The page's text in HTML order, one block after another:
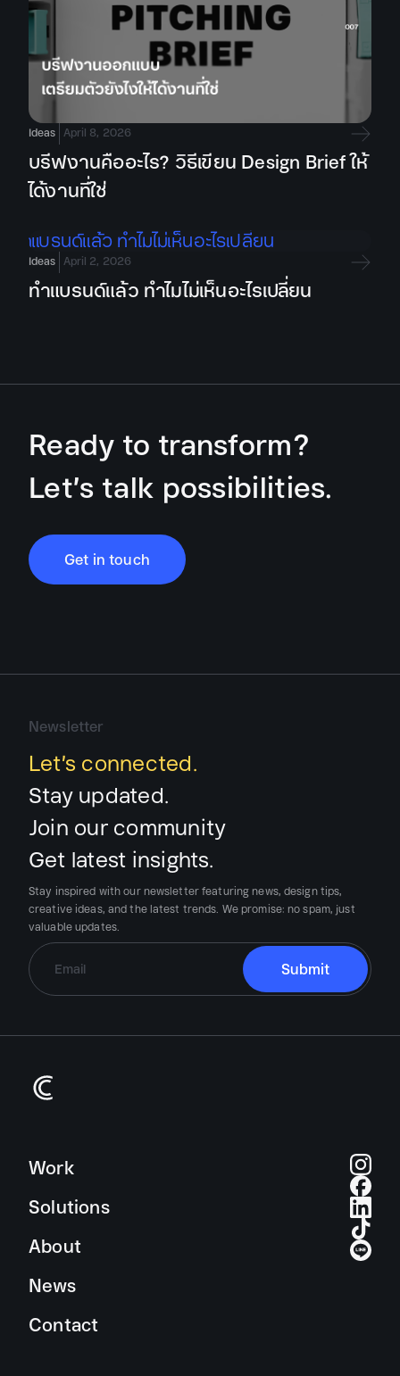
Ideas April 8, 2026
บรีฟงานคืออะไร? วิธีเขียน Design Brief ให้
ได้งานที่ใช่
Ideas April 2, 2026
ทำแบรนด์แล้ว ทำไมไม่เห็นอะไรเปลี่ยน
Ready to transform?
Let’s talk possibilities.
Get in touch
Newsletter
Let’s connected.
Stay updated.
Join our community
Get latest insights.
Stay inspired with our newsletter featuring news, design tips,
creative ideas, and the latest trends. We promise:no spam, just
valuable updates.
Work
Solutions
About
News
Contact